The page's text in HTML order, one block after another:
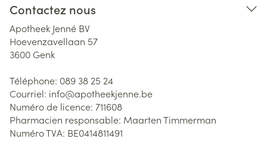
Contactez nous
Apotheek Jenné BV
Hoevenzavellaan 57
3600 Genk
Téléphone: 089 38 25 24
Courriel: info@apotheekjenne.be
Numéro de licence: 711608
Pharmacien responsable: Maarten Timmerman
Numéro TVA: BE0414811491